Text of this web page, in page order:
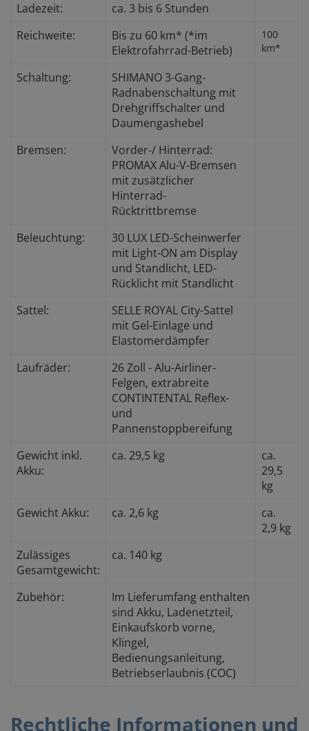
Ladezeit:
ca. 3 bis 6 Stunden
Reichweite:
Bis zu 60 km* (*im
Elektrofahrrad-Betrieb)
100
km*
Schaltung:
SHIMANO 3-Gang-
Radnabenschaltung mit
Drehgriffschalter und
Daumengashebel
Bremsen:
Vorder-/ Hinterrad:
PROMAX Alu-V-Bremsen
mit zusätzlicher
Hinterrad-
Rücktrittbremse
Beleuchtung:
30 LUX LED-Scheinwerfer
mit Light-ON am Display
und Standlicht, LED-
Rücklicht mit Standlicht
Sattel:
SELLE ROYAL City-Sattel
mit Gel-Einlage und
Elastomerdämpfer
Laufräder:
26 Zoll - Alu-Airliner-
Felgen, extrabreite
CONTINTENTAL Reflex-
und
Pannenstoppbereifung
Gewicht inkl.
Akku:
ca. 29,5 kg
ca.
29,5
kg
Gewicht Akku:
ca. 2,6 kg
ca.
2,9 kg
Zulässiges
Gesamtgewicht:
ca. 140 kg
Zubehör:
Im Lieferumfang enthalten
sind Akku, Ladenetzteil,
Einkaufskorb vorne,
Klingel,
Bedienungsanleitung,
Betriebserlaubnis (COC)
Rechtliche Informationen und